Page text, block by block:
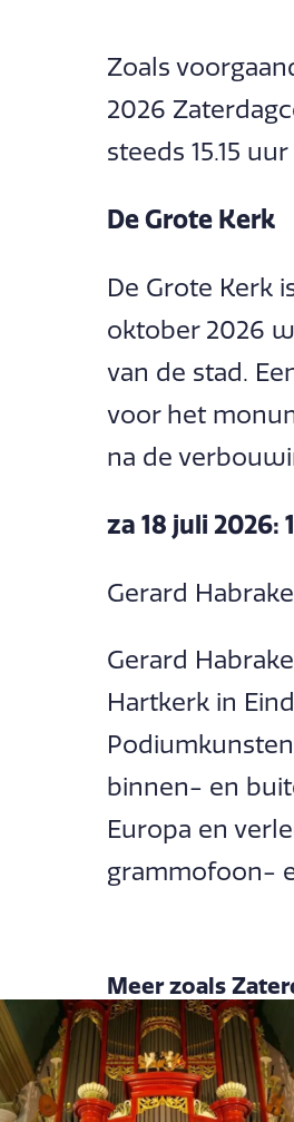
Zoals
2026
steeds 15.15
De Grote Kerk
De Grote Kerk
oktober 2026
van de stad.
voor het
na de
za 18 juli 2026:
Gerard
Gerard
Hartkerk in
binnen- en
Europa en
grammofoon-
Meer zoals